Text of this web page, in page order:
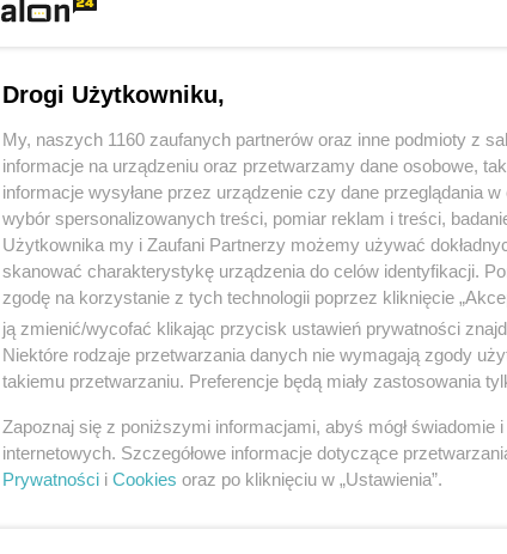
Drogi Użytkowniku,
My, naszych 1160 zaufanych partnerów oraz inne podmioty z
informacje na urządzeniu oraz przetwarzamy dane osobowe,
informacje wysyłane przez urządzenie czy dane przeglądania
wybór spersonalizowanych treści, pomiar reklam i treści,
Użytkownika my i Zaufani Partnerzy możemy używać
skanować charakterystykę urządzenia do celów identyfikacji.
zgodę na korzystanie z tych technologii poprzez kliknięcie
ją zmienić/wycofać klikając przycisk ustawień prywatności
Niektóre rodzaje przetwarzania danych nie wymagają zgody
takiemu przetwarzaniu. Preferencje będą miały zastosowania
Zapoznaj się z poniższymi informacjami, abyś mógł
internetowych. Szczegółowe informacje dotyczące
Prywatności i Cookies oraz po kliknięciu w „Ustawienia”.